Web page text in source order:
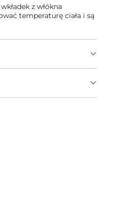
z włókna
temperaturę ciała i są